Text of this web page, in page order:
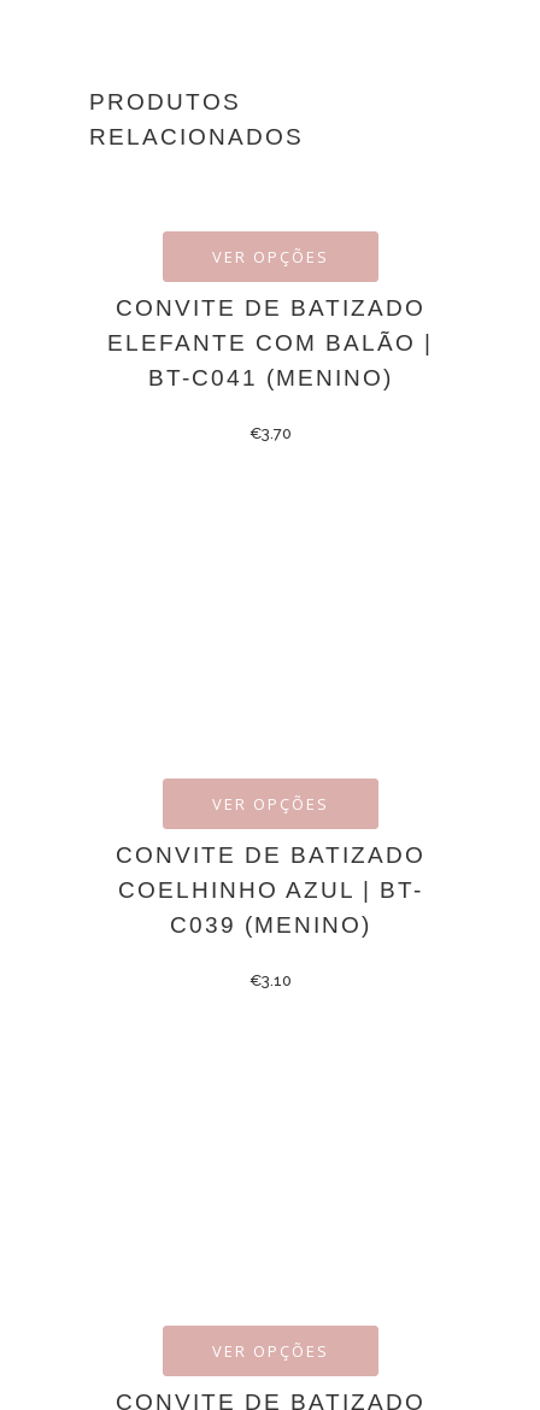
PRODUTOS
RELACIONADOS
VER OPÇÕES
CONVITE DE BATIZADO
ELEFANTE COM BALÃO |
BT-C041 (MENINO)
€3.70
VER OPÇÕES
CONVITE DE BATIZADO
COELHINHO AZUL | BT-
C039 (MENINO)
€3.10
VER OPÇÕES
CONVITE DE BATIZADO